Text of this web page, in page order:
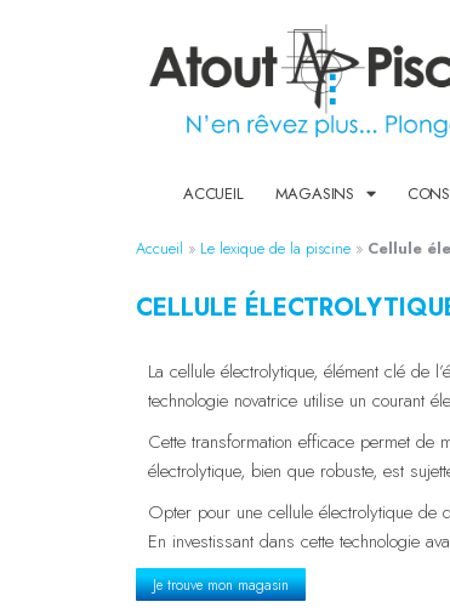
ACCUEIL MAGASINS
Accueil » Le lexique de la piscine » Cellule
CELLULE
La cellule électrolytique, élément clé de
technologie novatrice utilise un courant
Cette transformation efficace permet de
électrolytique, bien que robuste, est
Opter pour une cellule électrolytique de
En investissant dans cette technologie
Je trouve mon magasin